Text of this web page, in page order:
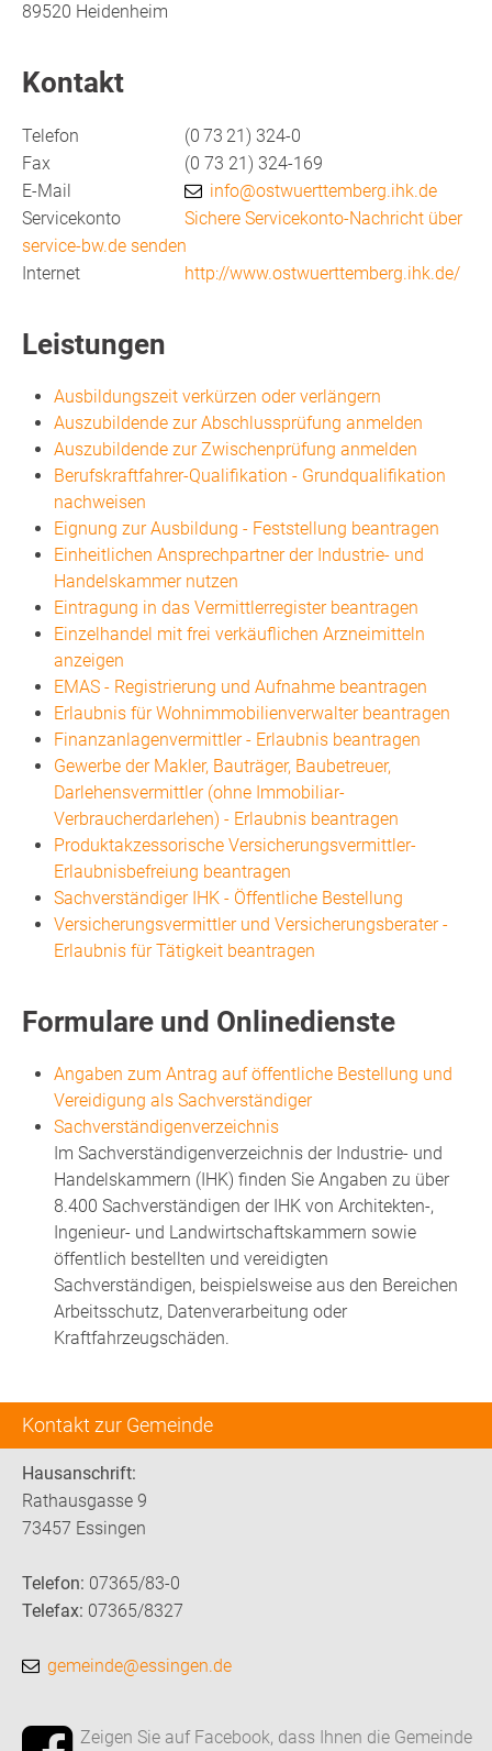
Kontakt zur Gemeinde
Hausanschrift:
Rathausgasse 9
73457 Essingen
Telefon: 07365/83-0
Telefax: 07365/8327
gemeinde@essingen.de
Zeigen Sie auf Facebook, dass Ihnen die Gemeinde
89520 Heidenheim
Kontakt
Telefon (0 73 21) 324-0
Fax
(0 73 21) 324-169
E-Mail
info@ostwuerttemberg.ihk.de
Servicekonto
Sichere Servicekonto-Nachricht über
service-bw.de senden
Internet
http://www.ostwuerttemberg.ihk.de/
Leistungen
Ausbildungszeit verkürzen oder verlängern
Auszubildende zur Abschlussprüfung anmelden
Auszubildende zur Zwischenprüfung anmelden
Berufskraftfahrer-Qualifikation - Grundqualifikation
nachweisen
Eignung zur Ausbildung - Feststellung beantragen
Einheitlichen Ansprechpartner der Industrie- und
Handelskammer nutzen
Eintragung in das Vermittlerregister beantragen
Einzelhandel mit frei verkäuflichen Arzneimitteln
anzeigen
EMAS - Registrierung und Aufnahme beantragen
Erlaubnis für Wohnimmobilienverwalter beantragen
Finanzanlagenvermittler - Erlaubnis beantragen
Gewerbe der Makler, Bauträger, Baubetreuer,
Darlehensvermittler (ohne Immobiliar-
Verbraucherdarlehen) - Erlaubnis beantragen
Produktakzessorische Versicherungsvermittler-
Erlaubnisbefreiung beantragen
Sachverständiger IHK - Öffentliche Bestellung
Versicherungsvermittler und Versicherungsberater -
Erlaubnis für Tätigkeit beantragen
Formulare und Onlinedienste
Angaben zum Antrag auf öffentliche Bestellung und
Vereidigung als Sachverständiger
Sachverständigenverzeichnis
Im Sachverständigenverzeichnis der Industrie- und
Handelskammern (IHK) finden Sie Angaben zu über
8.400 Sachverständigen der IHK von Architekten-,
Ingenieur- und Landwirtschaftskammern sowie
öffentlich bestellten und vereidigten
Sachverständigen, beispielsweise aus den Bereichen
Arbeitsschutz, Datenverarbeitung oder
Kraftfahrzeugschäden.